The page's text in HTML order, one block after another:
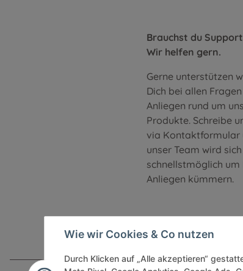
Brauchst du
Wir helfen gern.
Gerne unterstützen
Dich bei allen
Anliegen rund um
Produkte. Schreibe
via Kontaktformular
unser Team wird sich
schnellstmöglich um
Anliegen kümmern.
Wie wir Cookies & Co nutzen
Durch Klicken auf „Alle akzeptieren“